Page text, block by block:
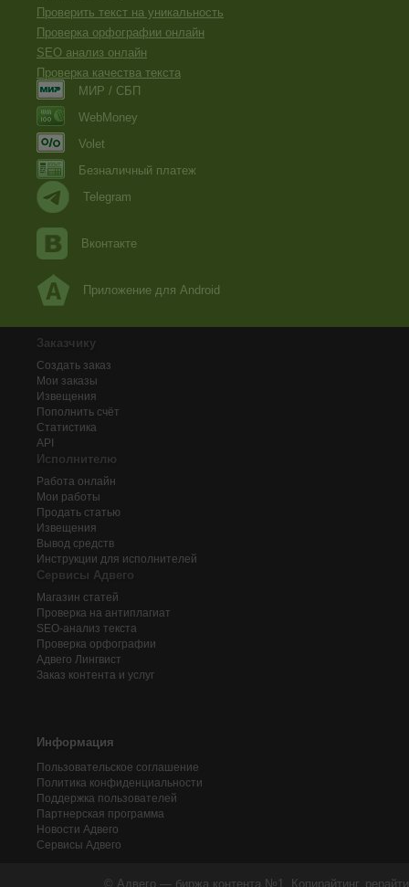
Проверить текст на уникальность
Проверка орфографии онлайн
SEO анализ онлайн
Проверка качества текста
МИР / СБП
WebMoney
Volet
Безналичный платеж
Telegram
Вконтакте
Приложение для Android
Заказчику
Создать заказ
Мои заказы
Извещения
Пополнить счёт
Статистика
API
Исполнителю
Работа онлайн
Мои работы
Продать статью
Извещения
Вывод средств
Инструкции для исполнителей
Сервисы Адвего
Магазин статей
Проверка на антиплагиат
SEO-анализ текста
Проверка орфографии
Адвего Лингвист
Заказ контента и услуг
Информация
Пользовательское соглашение
Политика конфиденциальности
Поддержка пользователей
Партнерская программа
Новости Адвего
Сервисы Адвего
© Адвего — биржа контента №1. Копирайтинг,